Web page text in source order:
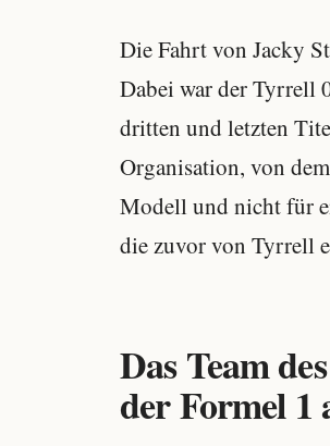
Die Fahrt von Jacky
Dabei war der Tyrrell
dritten und letzten
Organisation, von
Modell und nicht für
die zuvor von Tyrrell
Das Team
der Formel 1